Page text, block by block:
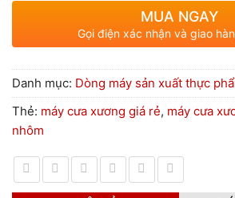
MUA NGAY
Gọi điện xác nhận và giao
Danh mục: Dòng máy sản xuất thực
Thẻ: máy cưa xương giá rẻ, máy cưa
nhôm